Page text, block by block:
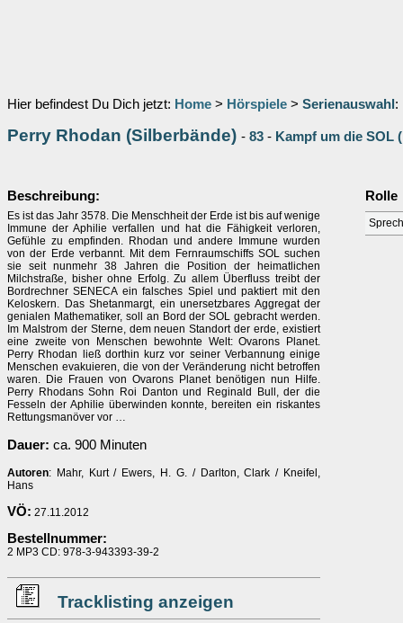
Hier befindest Du Dich jetzt: Home > Hörspiele > Serienauswahl :
Perry Rhodan (Silberbände) - 83 - Kampf um die SOL
Beschreibung:
Es ist das Jahr 3578. Die Menschheit der Erde ist bis auf wenige
Immune der Aphilie verfallen und hat die Fähigkeit verloren,
Gefühle zu empfinden. Rhodan und andere Immune wurden
von der Erde verbannt. Mit dem Fernraumschiffs SOL suchen
sie seit nunmehr 38 Jahren die Position der heimatlichen
Milchstraße, bisher ohne Erfolg. Zu allem Überfluss treibt der
Bordrechner SENECA ein falsches Spiel und paktiert mit den
Keloskern. Das Shetanmargt, ein unersetzbares Aggregat der
genialen Mathematiker, soll an Bord der SOL gebracht werden.
Im Malstrom der Sterne, dem neuen Standort der erde, existiert
eine zweite von Menschen bewohnte Welt: Ovarons Planet.
Perry Rhodan ließ dorthin kurz vor seiner Verbannung einige
Menschen evakuieren, die von der Veränderung nicht betroffen
waren. Die Frauen von Ovarons Planet benötigen nun Hilfe.
Perry Rhodans Sohn Roi Danton und Reginald Bull, der die
Fesseln der Aphilie überwinden konnte, bereiten ein riskantes
Rettungsmanöver vor …
Dauer: ca. 900 Minuten
Autoren: Mahr, Kurt / Ewers, H. G. / Darlton, Clark / Kneifel,
Hans
VÖ: 27.11.2012
Bestellnummer:
2 MP3 CD: 978-3-943393-39-2
Tracklisting anzeigen
Rolle